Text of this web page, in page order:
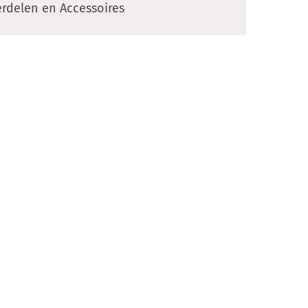
en Accessoires